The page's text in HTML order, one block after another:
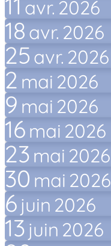
avr. 2026
18 avr. 2026
25 avr. 2026
2 mai 2026
9 mai 2026
16 mai 2026
23 mai 2026
30 mai 2026
6 juin 2026
13 juin 2026